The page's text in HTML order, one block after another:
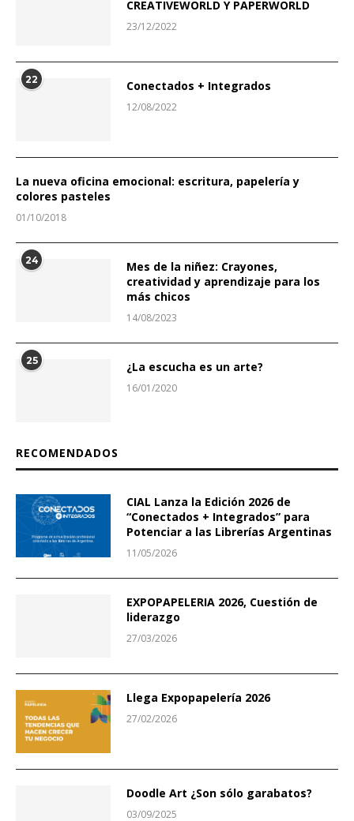
CREATIVEWORLD Y PAPERWORLD
23/12/2022
22 Conectados + Integrados
12/08/2022
La nueva oficina emocional: escritura, papelería y
colores pasteles
01/10/2018
24
Mes de la niñez: Crayones,
creatividad y aprendizaje para los
más chicos
14/08/2023
25 ¿La escucha es un arte?
16/01/2020
RECOMENDADOS
CIAL Lanza la Edición 2026 de
“Conectados + Integrados” para
Potenciar a las Librerías Argentinas
11/05/2026
EXPOPAPELERIA 2026, Cuestión de
liderazgo
27/03/2026
Llega Expopapelería 2026
27/02/2026
Doodle Art ¿Son sólo garabatos?
03/09/2025